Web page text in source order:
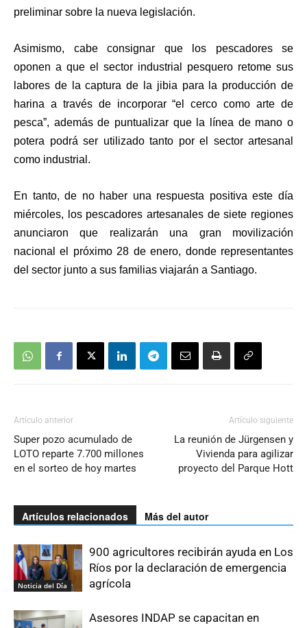
preliminar sobre la nueva legislación.
Asimismo, cabe consignar que los pescadores se
oponen a que el sector industrial pesquero retome sus
labores de la captura de la jibia para la producción de
harina a través de incorporar “el cerco como arte de
pesca”, además de puntualizar que la línea de mano o
potera podrá ser utilizado tanto por el sector artesanal
como industrial.
En tanto, de no haber una respuesta positiva este día
miércoles, los pescadores artesanales de siete regiones
anunciaron que realizarán una gran movilización
nacional el próximo 28 de enero, donde representantes
del sector junto a sus familias viajarán a Santiago.
Artículo anterior
Super pozo acumulado de
LOTO reparte 7.700 millones
en el sorteo de hoy martes
Artículo siguiente
La reunión de Jürgensen y
Vivienda para agilizar
proyecto del Parque Hott
Artículos relacionados Más del autor
Noticia del Día
900 agricultores recibirán ayuda en Los
Ríos por la declaración de emergencia
agrícola
Asesores INDAP se capacitan en